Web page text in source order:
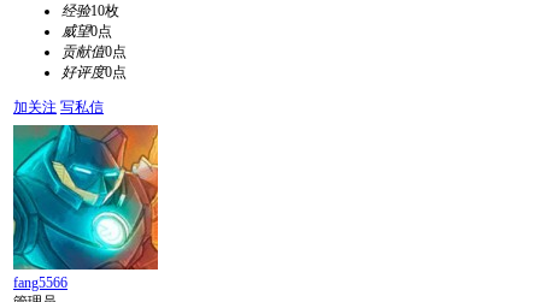
经验10枚
威望0点
贡献值0点
好评度0点
加关注 写私信
fang5566